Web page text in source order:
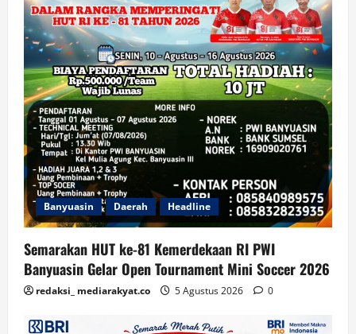
Banyuasin Daerah Headline
Semarakan HUT ke-81 Kemerdekaan RI PWI
Banyuasin Gelar Open Tournament Mini Soccer 2026
redaksi_ mediarakyat.co 5 Agustus 2026 0